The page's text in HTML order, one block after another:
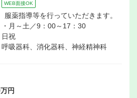
WEB面接OK
服薬指導等を行っていただきます。
月～土／9：00～17：30
日祝
吸器科、消化器科、神経精神科
円